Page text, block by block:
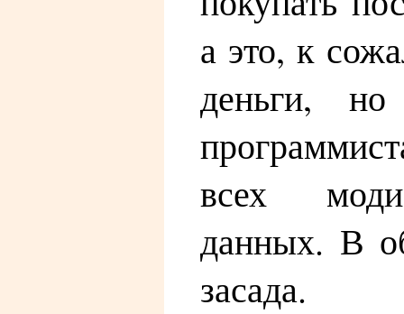
а это, к
деньги,
всех
данных. В
засада.